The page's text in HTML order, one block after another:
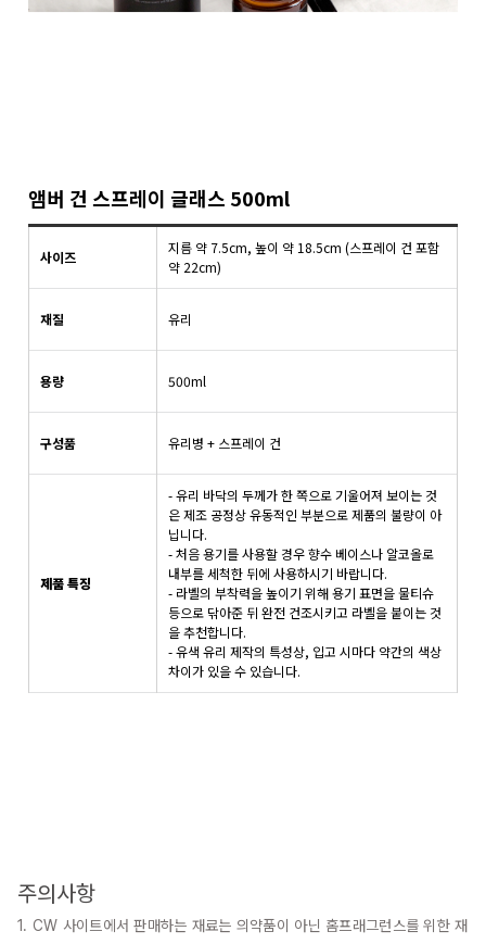
앰버 건 스프레이 글래스 500ml
사이즈
지름 약 7.5cm, 높이 약 18.5cm (스프레이 건 포함
약 22cm)
재질 유리
용량 500ml
구성품 유리병 + 스프레이 건
제품 특징
- 유리 바닥의 두께가 한 쪽으로 기울어져 보이는 것
은 제조 공정상 유동적인 부분으로 제품의 불량이 아
닙니다.
- 처음 용기를 사용할 경우 향수 베이스나 알코올로
내부를 세척한 뒤에 사용하시기 바랍니다.
- 라벨의 부착력을 높이기 위해 용기 표면을 물티슈
등으로 닦아준 뒤 완전 건조시키고 라벨을 붙이는 것
을 추천합니다.
- 유색 유리 제작의 특성상, 입고 시마다 약간의 색상
차이가 있을 수 있습니다.
주의사항
1. CW 사이트에서 판매하는 재료는 의약품이 아닌 홈프래그런스를 위한 재